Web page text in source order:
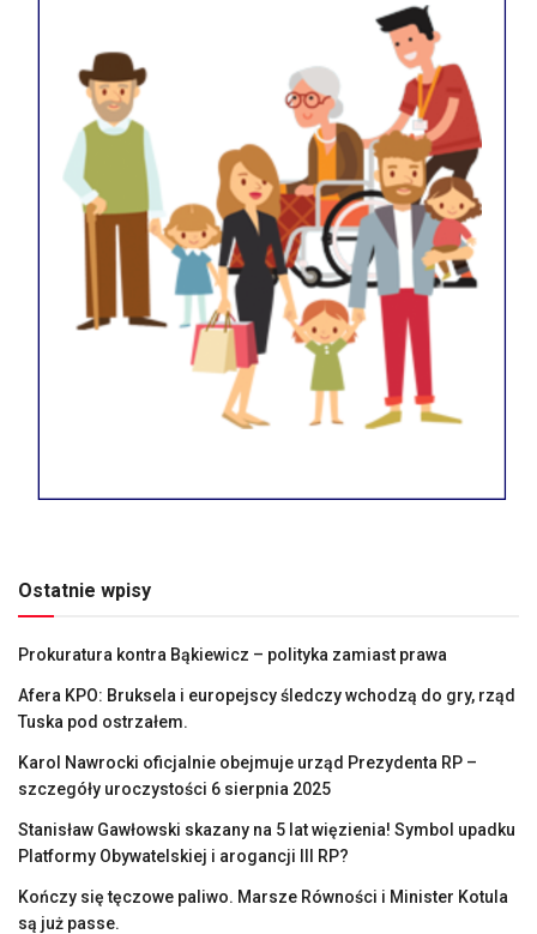
Ostatnie wpisy
Prokuratura kontra Bąkiewicz – polityka zamiast prawa
Afera KPO: Bruksela i europejscy śledczy wchodzą do gry, rząd
Tuska pod ostrzałem.
Karol Nawrocki oficjalnie obejmuje urząd Prezydenta RP –
szczegóły uroczystości 6 sierpnia 2025
Stanisław Gawłowski skazany na 5 lat więzienia! Symbol upadku
Platformy Obywatelskiej i arogancji III RP?
Kończy się tęczowe paliwo. Marsze Równości i Minister Kotula
są już passe.